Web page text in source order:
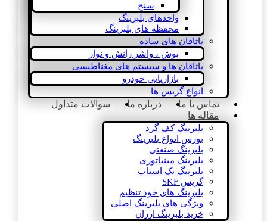
سنج
واحدهای بلبرینگ
محفظه های بلبرینگ
یاتاقان های ساده
بوش ، واشر رانش و نوار
یاتاقان ها و سیستم های مغناطیسی
بازاریابی خودرو
انواع گریس ها
تماس با ما درباره ما
سوالات متداول
مقاله ها
بلبرینگ کف گرد
بورس انواع بلبرینگ
بلبرینگ صنعتی
بلبرینگ مینیاتوری
بلبرینگ بک استاپ
گریس SKF
بلبرینگ های خود تنظیم
ویژگی های بلبرینگ اصلی
خرید بلبرینگ ارزان